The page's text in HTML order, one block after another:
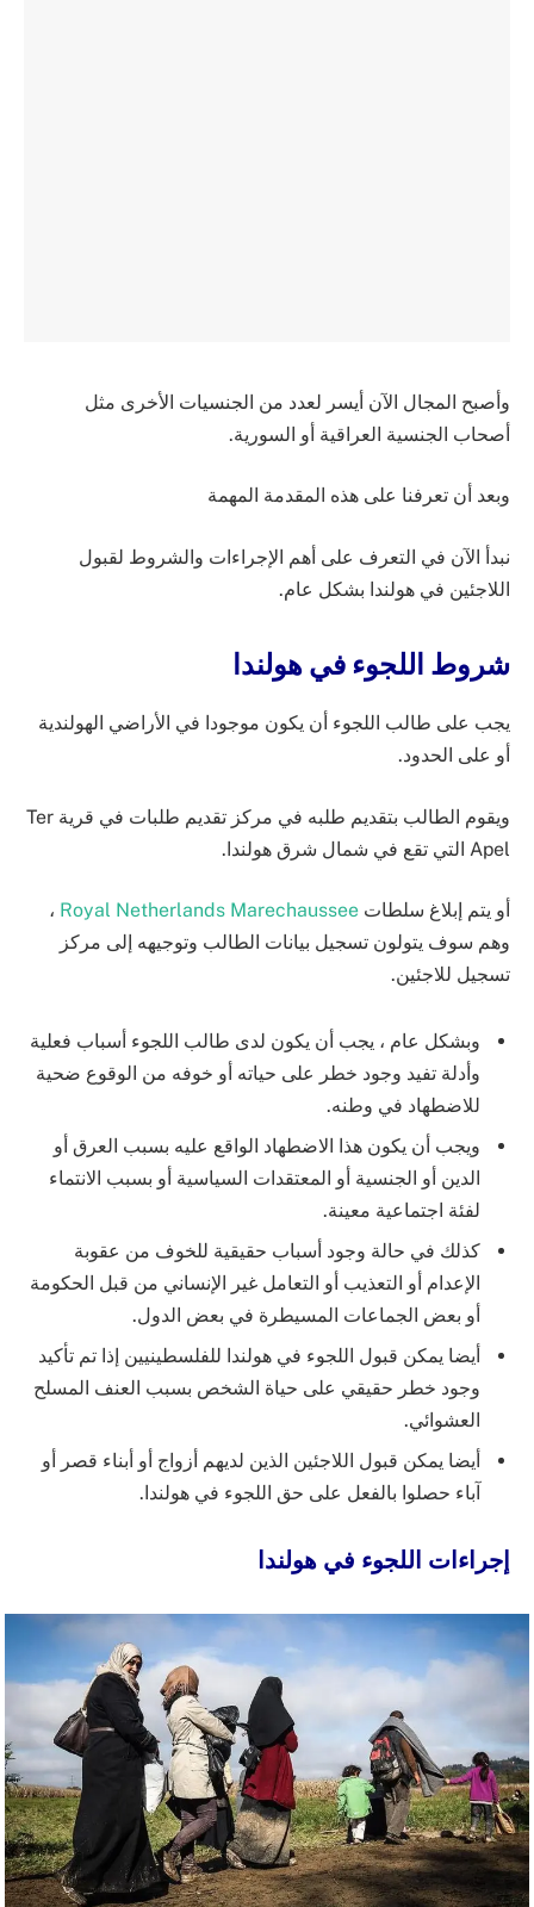
وأصبح المجال الآن أيسر لعدد من الجنسيات الأخرى مثل
أصحاب الجنسية العراقية أو السورية.
وبعد أن تعرفنا على هذه المقدمة المهمة
نبدأ الآن في التعرف على أهم الإجراءات والشروط لقبول
اللاجئين في هولندا بشكل عام.
شروط اللجوء في هولندا
يجب على طالب اللجوء أن يكون موجودا في الأراضي الهولندية
أو على الحدود.
ويقوم الطالب بتقديم طلبه في مركز تقديم طلبات في قرية Ter
Apel التي تقع في شمال شرق هولندا.
أو يتم إبلاغ سلطات Royal Netherlands Marechaussee ،
وهم سوف يتولون تسجيل بيانات الطالب وتوجيهه إلى مركز
تسجيل للاجئين.
وبشكل عام ، يجب أن يكون لدى طالب اللجوء أسباب فعلية
وأدلة تفيد وجود خطر على حياته أو خوفه من الوقوع ضحية
للاضطهاد في وطنه.
ويجب أن يكون هذا الاضطهاد الواقع عليه بسبب العرق أو
الدين أو الجنسية أو المعتقدات السياسية أو بسبب الانتماء
لفئة اجتماعية معينة.
كذلك في حالة وجود أسباب حقيقية للخوف من عقوبة
الإعدام أو التعذيب أو التعامل غير الإنساني من قبل الحكومة
أو بعض الجماعات المسيطرة في بعض الدول.
أيضا يمكن قبول اللجوء في هولندا للفلسطينيين إذا تم تأكيد
وجود خطر حقيقي على حياة الشخص بسبب العنف المسلح
العشوائي.
أيضا يمكن قبول اللاجئين الذين لديهم أزواج أو أبناء قصر أو
آباء حصلوا بالفعل على حق اللجوء في هولندا.
إجراءات اللجوء في هولندا